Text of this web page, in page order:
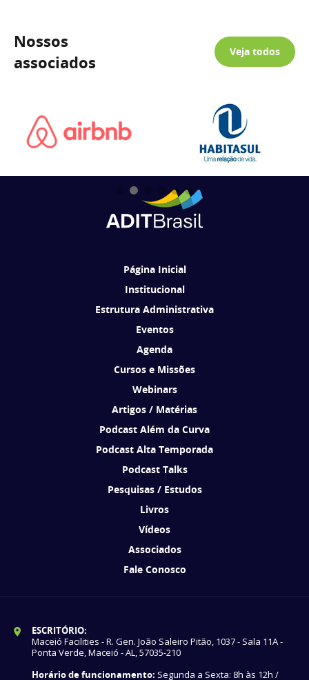
Nossos
associados
Veja todos
Página Inicial
Institucional
Estrutura Administrativa
Eventos
Agenda
Cursos e Missões
Webinars
Artigos / Matérias
Podcast Além da Curva
Podcast Alta Temporada
Podcast Talks
Pesquisas / Estudos
Livros
Vídeos
Associados
Fale Conosco
ESCRITÓRIO:
Maceió Facilities - R. Gen. João Saleiro Pitão, 1037 - Sala 11A -
Ponta Verde, Maceió - AL, 57035-210
Horário de funcionamento: Segunda a Sexta: 8h às 12h /